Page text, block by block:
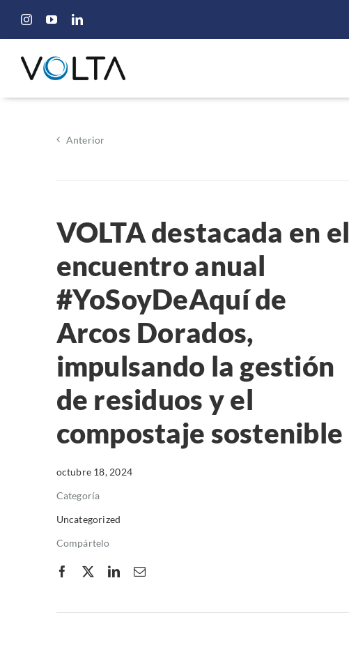
Anterior
VOLTA destacada en el
encuentro anual
#YoSoyDeAquí de
Arcos Dorados,
impulsando la gestión
de residuos y el
compostaje sostenible
octubre 18, 2024
Categoría
Uncategorized
Compártelo